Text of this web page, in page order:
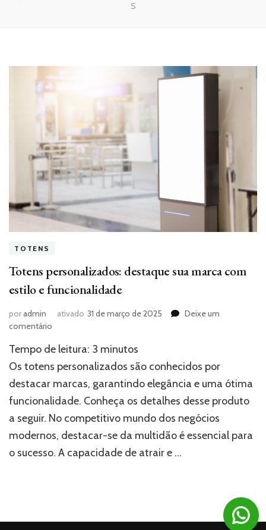
S
TOTENS
Totens personalizados: destaque sua marca com
estilo e funcionalidade
poradmin ativado 31 de março de 2025
Deixe um
comentário
personalizados:
destaque
sua
marca
com
estilo
e
funcionalidade
Tempo de leitura: 3 minutos
Os totens personalizados são conhecidos por
destacar marcas, garantindo elegância e uma ótima
funcionalidade. Conheça os detalhes desse produto
a seguir. No competitivo mundo dos negócios
modernos, destacar-se da multidão é essencial para
o sucesso. A capacidade de atrair e …